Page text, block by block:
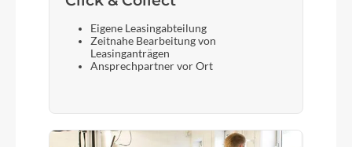
Eigene Leasingabteilung
Zeitnahe Bearbeitung von
Leasinganträgen
Ansprechpartner vor Ort